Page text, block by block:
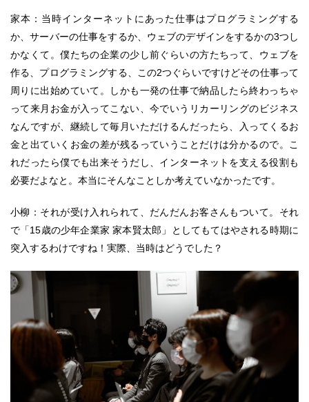
家本：当時インターネットにあった仕事はプログラミングする
か、サーバーの仕事をするか、ウェブのデザインをするかの3つし
かなくて。僕たちの企業の少し前ぐらいの方たちって、ウェブを
作る、プログラミングする、この2つぐらいですけどその仕事って
周りに出始めていて。しかも一発の仕事で納品したら終わっちゃ
って来月お金が入ってこない、今でいうリカーリングのビジネス
なんですが、継続して毎月いただけるんだったら、入ってくるお
金と出ていくお金の差が残るっていうことだけは分かるので。こ
れだったら僕でも出来そうだし、インターネットを支える役割も
必要だよなと。本当にそんなことしか考えていなかったです。
小柳：それが受け入れられて、だんだんお客さんもついて。それ
で「15歳の少年企業家 家本賢太郎」としてもてはやされる時期に
突入するわけですね！実際、当時はどうでした？